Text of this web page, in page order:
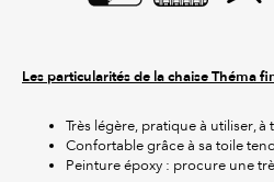
Les particularités de la chaise Théma
Très légère, pratique à utiliser,
Confortable grâce à sa toile
Peinture époxy : procure une